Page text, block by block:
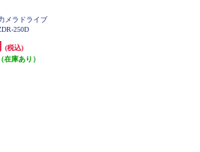
メラドライブ
250D
(税込)
在庫あり）